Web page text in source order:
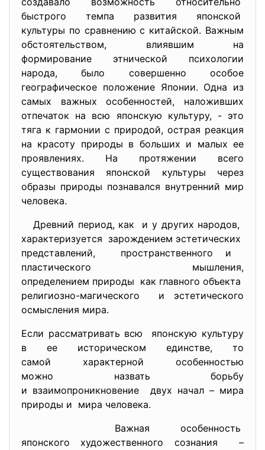
быстрого темпа развития японской
культуры по сравнению с китайской. Важным
обстоятельством, влиявшим на
формирование этнической психологии
народа, было совершенно особое
географическое положение Японии. Одна из
самых важных особенностей, наложивших
отпечаток на всю японскую культуру, - это
тяга к гармонии с природой, острая реакция
на красоту природы в больших и малых ее
проявлениях. На протяжении всего
существования японской культуры через
образы природы познавался внутренний мир
человека.
Древний период, как и у других народов,
характеризуется зарождением эстетических
представлений, пространственного и
пластического мышления,
определением природы как главного объекта
религиозно-магического и эстетического
осмысления мира.
Если рассматривать всю японскую культуру
в ее историческом единстве, то
самой характерной особенностью
можно назвать борьбу
и взаимопроникновение двух начал – мира
природы и мира человека.
Важная особенность
японского художественного сознания –